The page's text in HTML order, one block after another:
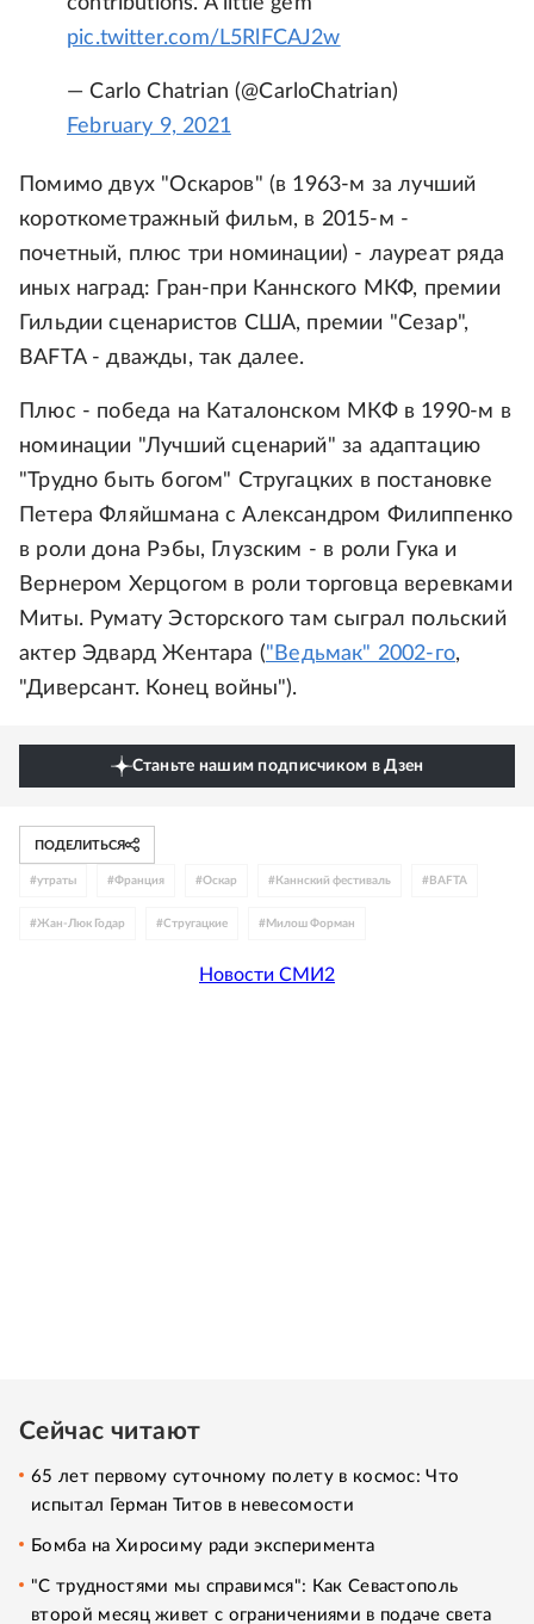
pic.twitter.com/L5RlFCAJ2w
— Carlo Chatrian (@CarloChatrian)
February 9, 2021
Помимо двух "Оскаров" (в 1963-м за лучший
короткометражный фильм, в 2015-м -
почетный, плюс три номинации) - лауреат ряда
иных наград: Гран-при Каннского МКФ, премии
Гильдии сценаристов США, премии "Сезар",
BAFTA - дважды, так далее.
Плюс - победа на Каталонском МКФ в 1990-м в
номинации "Лучший сценарий" за адаптацию
"Трудно быть богом" Стругацких в постановке
Петера Фляйшмана с Александром Филиппенко
в роли дона Рэбы, Глузским - в роли Гука и
Вернером Херцогом в роли торговца веревками
Миты. Румату Эсторского там сыграл польский
актер Эдвард Жентара ("Ведьмак" 2002-го,
"Диверсант. Конец войны").
Станьте нашим подписчиком в Дзен
ПОДЕЛИТЬСЯ
#утраты #Франция #Оскар # Каннский фестиваль # BAFTA
#Жан-Люк Годар #Стругацкие # Милош Форман
Новости СМИ2
Сейчас читают
65 лет первому суточному полету в космос: Что
испытал Герман Титов в невесомости
Бомба на Хиросиму ради эксперимента
"С трудностями мы справимся": Как Севастополь
второй месяц живет с ограничениями в подаче света